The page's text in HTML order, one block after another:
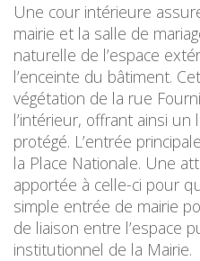
Une cour intérieure
mairie et la salle de
naturelle de l’espace
l’enceinte du bâtiment.
végétation de la rue
l’intérieur, offrant ainsi
protégé. L’entrée
la Place Nationale. Une
apportée à celle-ci pour
simple entrée de mairie
de liaison entre l’espace
institutionnel de la Mairie.